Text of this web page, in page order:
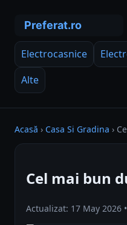
Electrocasnice
Alte
Acasă › Casa Si Gradina ›
Cel mai bun
Actualizat: 17 May 2026